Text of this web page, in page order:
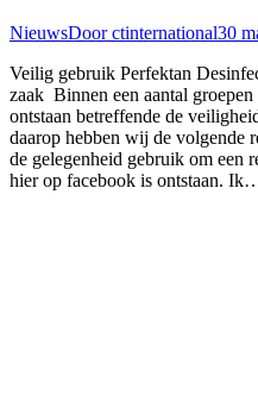
NieuwsDoorctinternational30
Veilig gebruik Perfektan
zaak Binnen een aantal
ontstaan betreffende de
daarop hebben wij de volgende
de gelegenheid gebruik om een
hier op facebook is ontstaan.